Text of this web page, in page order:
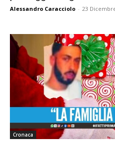
Alessandro Caracciolo - 23
Cronaca